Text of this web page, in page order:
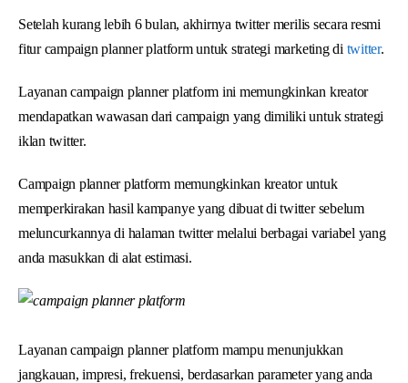
Setelah kurang lebih 6 bulan, akhirnya twitter merilis secara resmi
fitur campaign planner platform untuk strategi marketing di twitter.
Layanan campaign planner platform ini memungkinkan kreator
mendapatkan wawasan dari campaign yang dimiliki untuk strategi
iklan twitter.
Campaign planner platform memungkinkan kreator untuk
memperkirakan hasil kampanye yang dibuat di twitter sebelum
meluncurkannya di halaman twitter melalui berbagai variabel yang
anda masukkan di alat estimasi.
Layanan campaign planner platform mampu menunjukkan
jangkauan, impresi, frekuensi, berdasarkan parameter yang anda